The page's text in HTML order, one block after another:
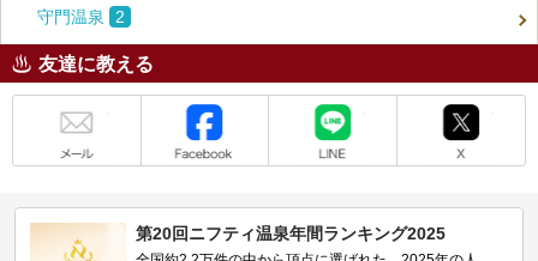
守門温泉 2
友達に教える
第20回ニフティ温泉年間ランキング2025